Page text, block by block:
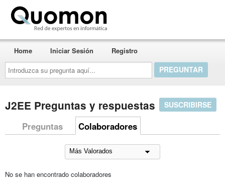
Introduzca
su
pregunta
aquí...
Home Iniciar Sesión Registro
J2EE Preguntas y respuestas SUSCRIBIRSE
Preguntas Colaboradores
No se han encontrado colaboradores